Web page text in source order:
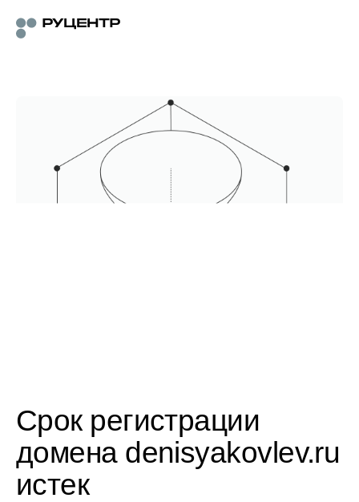
Срок регистрации
домена denisyakovlev.ru
истек